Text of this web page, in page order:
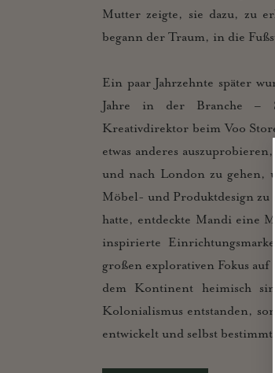
Mutter zeigte, sie dazu, zu
begann der Traum, in die
Ein paar Jahrzehnte später
Jahre in der Branche –
Kreativdirektor beim Voo
etwas anderes
und nach London zu gehen,
Möbel- und Produktdesign zu
hatte, entdeckte Mandi eine
inspirierte
großen explorativen Fokus
dem Kontinent heimisch
Kolonialismus entstanden,
entwickelt und selbst